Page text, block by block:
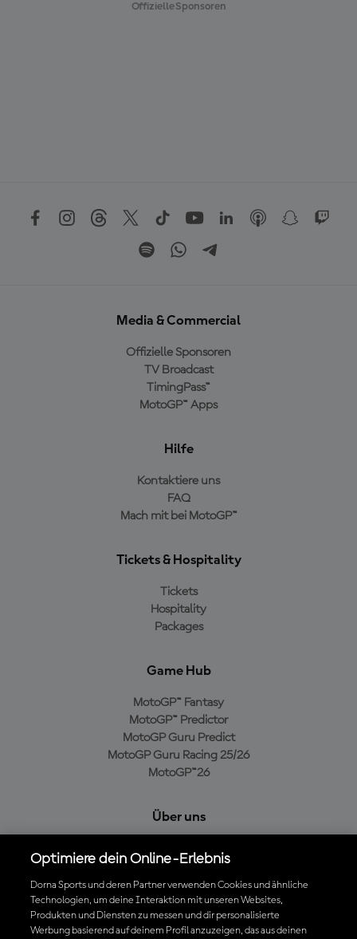
Offizielle Sponsoren
Media & Commercial
Offizielle Sponsoren
TV Broadcast
TimingPass™
MotoGP™ Apps
Hilfe
Kontaktiere uns
FAQ
Mach mit bei MotoGP™
Tickets & Hospitality
Tickets
Hospitality
Packages
Game Hub
MotoGP™ Fantasy
MotoGP™ Predictor
MotoGP Guru Predict
MotoGP Guru Racing 25/26
MotoGP™26
Über uns
Cookie-Richtlinien
Geschäftsbedingungen
Datenschutzrichtlinien
Kaufrichtlinie
Optimiere dein Online-Erlebnis
Dorna Sports und deren Partner verwenden Cookies und ähnliche
Technologien, um deine Interaktion mit unseren Websites,
Produkten und Diensten zu messen und dir personalisierte
Werbung basierend auf deinem Profil anzuzeigen, das aus deinen